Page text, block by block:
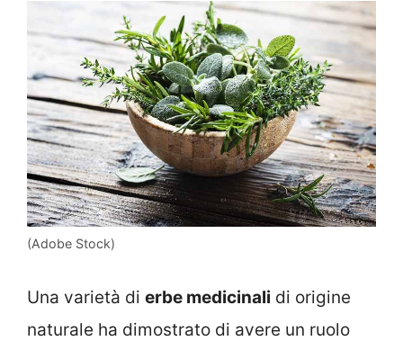
(Adobe Stock)
Una varietà di erbe medicinali di origine
naturale ha dimostrato di avere un ruolo